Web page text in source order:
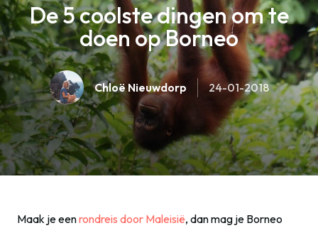
De 5 coolste dingen om te
doen op Borneo
Chloë Nieuwdorp 24-01-2018
Maak je eenrondreis door Maleisië, dan mag je Borneo